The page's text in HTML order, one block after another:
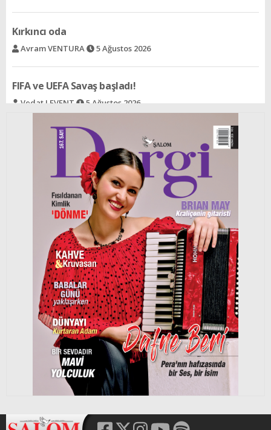
FIFA ve UEFA Savaş başladı!
Vedat LEVENT 5 Ağustos 2026
Acının gülümsemeyi öğrettiği halk
Selin SÜAR 5 Ağustos 2026
Ree - Bir şeyden dolayı
5 Ağustos 2026
Cengiz Han´ın izinden bir çift yeşil göze
Selin BARLAS 5 Ağustos 2026